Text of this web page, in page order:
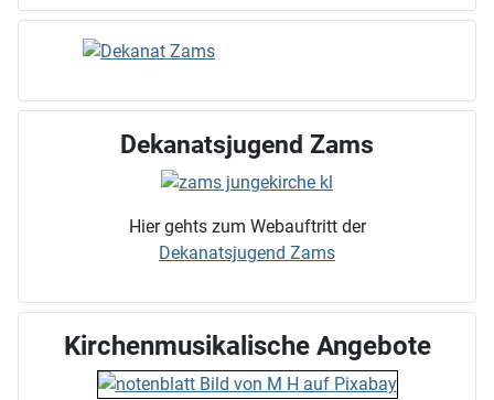
Dekanatsjugend Zams
Hier gehts zum Webauftritt der
Dekanatsjugend Zams
Kirchenmusikalische Angebote